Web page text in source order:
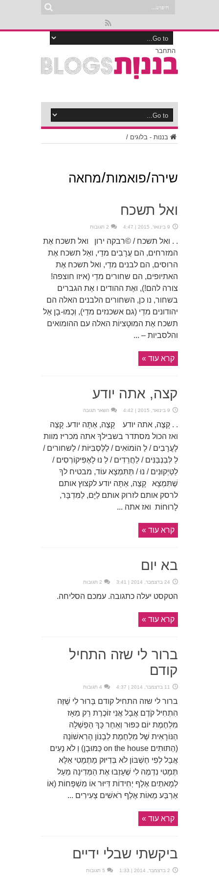
התחבר
בננות - בלוגים /
שירה/פואמות/מחאה
ואל תשכח
9 בינואר, 2015 | 4:47 2 תגובות
. . ואל תשכח / ©רבקה ירון ואל תשכח אֶת
המזרחים, הם עֲרָבִים מדַי, ואַל תשכח אֶת
הרוסים, הם לבנים מדַי, ואל תשכח אֶת
האתיופים, הם שחורים מדַי (איזו חוצפה!
צורה להם!), ואֶת ההודים ו אֶת הגברים
בשחור, נו כן, השחורים הלבנים האלה הם
יהודונים מדַי (גם אשכנזים מדַי), וְכַמּוּ-בָן אַל
תשכח אֶת המוּטָציוֹת האלה עם ההומואים
והלסביות – ...
קרא עוד »
קצה, אתה יודע
9 בינואר, 2015 | 4:42 השאר תגובה
. . קָצֶה, אתה יודע קָצֶה, אַתָּה יודע. קָצֶה
ואז הכול מסתדר בשבילךָ אתה מכריז מוות
לָעֲרָבִים / לַ הוֹמוֹאִים / לַלֶּסְבִּיּוֹת / לַשחורים /
לַ לְּבַנְבַּנִּים / לַחֲרֵדִים / לַ נוּ לָאֶפִּיקוֹרְסִים /
לַטַּיְקוּנִים / נוּ / תַּתִּמְצָא עוֹד, מבטיח לךָ
שֶׁתִּמְצָא קָצֶה, אַתָּה יודע לקצוץ אותם
לרסק אותם לזרוק אותם לַיָּם, לַמִּדְבָּר,
לָרוּחוֹת ואז אתה ...
קרא עוד »
בא יום
24 בדצמבר, 2014 | 3:41 2 תגובות
הטקסט יעלה כתגובה. עמכם הסליחה.
קרא עוד »
ברור לי שזה התחיל
קודם
11 בדצמבר, 2014 | 4:37 4 תגובות
ברור לי שזה התחיל קודם בָּרוּר לִי שֶׁזֶּה
הִתְחִיל קֹדֶם אֲבָל אֲנִי זוֹכֶרֶת רַק מֵאָז
מִלְחֶמֶת יוֹם כִּפּוּר וְאַחַר כָּךְ הַפַשְׁלָה
הַנּוֹרָאִית שֶׁל מִלְחֶמֶת לְבָנוֹן הָרִאשׁוֹנָה
(הַתּוּתִים on the house כַּמּוּבָן) וְ לֹא נָעִים
אֲבָל לְפִי חֶשְׁבּוֹן לֹא בְּדִיּוּק מָתֶמָטִי אֵלָּא
תֶּמָטִי נִדְמֶה לִי שֶׁעָזְבוּ אֶת הַמְּדִינָה מֵעַל
לְמָאתַיִם אֶלֶף יְחִידוֹת דִּיּוּר אוֹ מִשְׁפָּחוֹת (אוֹ
אַרְבַּע מֵאוֹת אֶלֶף רֹאשִׁים צְעִירִים ...
קרא עוד »
ביקשתי שבלי ידיים
2 בדצמבר, 2014 | 1:33 5 תגובות